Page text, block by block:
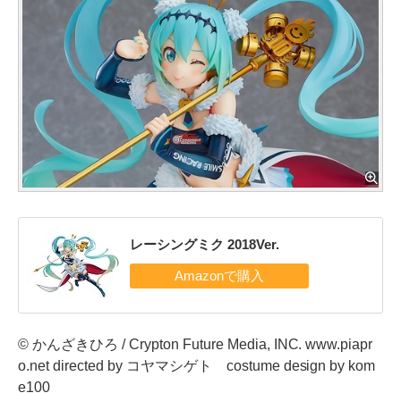
レーシングミク 2018Ver.
© かんざきひろ / Crypton Future Media, INC. www.piapr
o.net directed by コヤマシゲト costume design by kom
e100